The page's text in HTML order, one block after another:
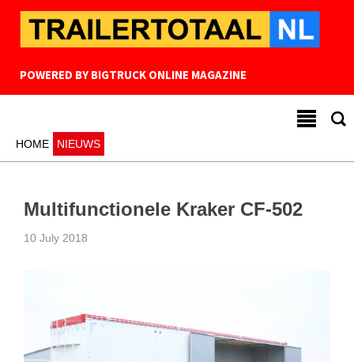
POWERED BY BIGTRUCK ONLINE MAGAZINE
HOME NIEUWS
Multifunctionele Kraker CF-502
10 July 2018